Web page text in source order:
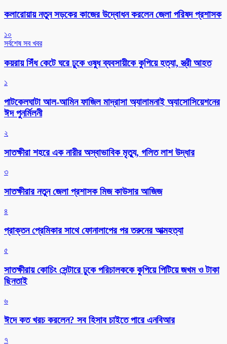
কলারোয়ায় নতুন সড়কের কাজের উদ্বোধন করলেন জেলা পরিষদ প্রশাসক
১০
সর্বশেষ সব খবর
কয়রায় সিঁধ কেটে ঘরে ঢুকে ওষুধ ব্যবসায়ীকে কুপিয়ে হত্যা, স্ত্রী আহত
১
পাটকেলঘাটা আল-আমিন ফাজিল মাদ্রাসা অ্যালামনাই অ্যাসোসিয়েশনের
ঈদ পুনর্মিলনী
২
সাতক্ষীরা শহরে এক নারীর অস্বাভাবিক মৃত্যু, গলিত লাশ উদ্ধার
৩
সাতক্ষীরার নতুন জেলা প্রশাসক মিজ কাউসার আজিজ
৪
প্রাক্তন প্রেমিকার সাথে ফোনালাপের পর তরুনের আত্মহত্যা
৫
সাতক্ষীরায় কোচিং সেন্টারে ঢুকে পরিচালককে কুপিয়ে পিটিয়ে জখম ও টাকা
ছিনতাই
৬
ঈদে কত খরচ করলেন? সব হিসাব চাইতে পারে এনবিআর
৭